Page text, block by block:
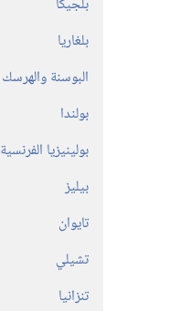
بلجيكا
بلغاريا
البوسنة والهرسك
بولندا
بولينيزيا الفرنسية
بيليز
تايوان
تشيلي
تنزانيا